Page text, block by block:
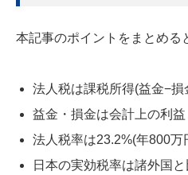
本記事のポイントをまとめる
法人税は課税所得(益金−
益金・損金は会計上の利
法人税率は23.2%(年800
日本の実効税率は諸外国